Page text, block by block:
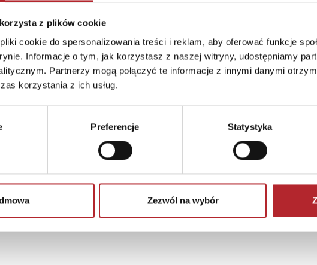
z plików cookie
cookie do spersonalizowania treści i reklam, aby oferować funkcje
Informacje o tym, jak korzystasz z naszej witryny, udostępniamy
Partnerzy mogą połączyć te informacje z innymi danymi
korzystania z ich usług.
Preferencje Statystyka
Zezwól na wybór
Brak danych